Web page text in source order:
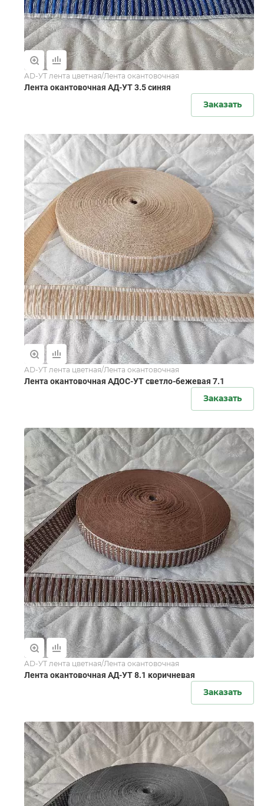
AD-УТ лента цветная/Лента окантовочная
Лента окантовочная АД-УТ 3.5 синяя
Заказать
AD-УТ лента цветная/Лента окантовочная
Лента окантовочная АДОС-УТ светло-бежевая 7.1
Заказать
AD-УТ лента цветная/Лента окантовочная
Лента окантовочная АД-УТ 8.1 коричневая
Заказать